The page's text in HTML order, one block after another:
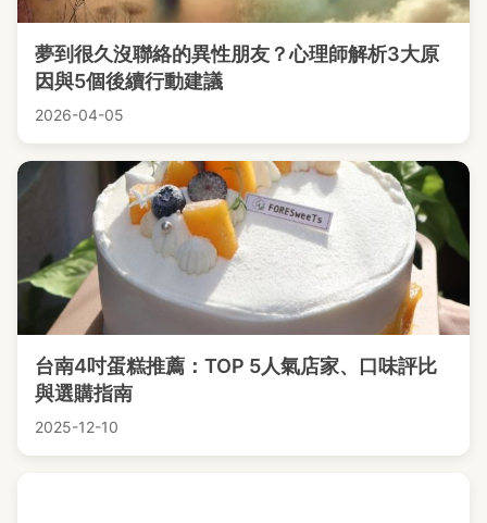
夢到很久沒聯絡的異性朋友？心理師解析3大原
因與5個後續行動建議
2026-04-05
台南4吋蛋糕推薦：TOP 5人氣店家、口味評比
與選購指南
2025-12-10